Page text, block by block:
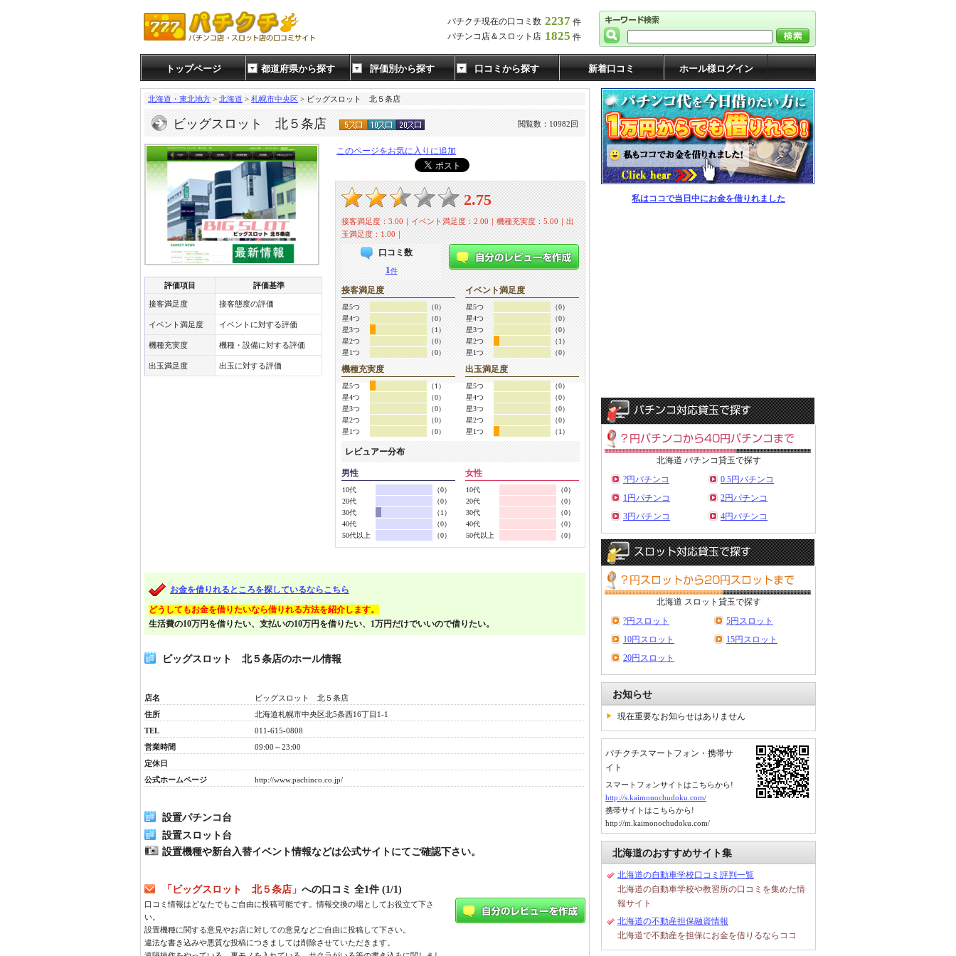
パチクチ現在の口コミ数 2237 件
パチンコ店＆スロット店 1825 件
トップページ 都道府県から探す 評価別から探す 口コミから探す 新着口コミ ホール様ログイン
北海道・東北地方 > 北海道 > 札幌市中央区 > ビッグスロット 北５条店
ビッグスロット 北５条店 閲覧数：10982回
評価項目 評価基準
接客満足度 接客態度の評価
イベント満足度 イベントに対する評価
機種充実度 機種・設備に対する評価
出玉満足度 出玉に対する評価
このページをお気に入りに追加
2.75
接客満足度：3.00｜イベント満足度：2.00｜機種充実度：5.00｜出
玉満足度：1.00｜
口コミ数
1件
接客満足度
星5つ
（0）
星4つ
（0）
星3つ
（1）
星2つ
（0）
星1つ
（0）
イベント満足度
星5つ
（0）
星4つ
（0）
星3つ
（0）
星2つ
（1）
星1つ
（0）
機種充実度
星5つ
（1）
星4つ
（0）
星3つ
（0）
星2つ
（0）
星1つ
（0）
出玉満足度
星5つ
（0）
星4つ
（0）
星3つ
（0）
星2つ
（0）
星1つ
（1）
レビュアー分布
男性
10代
（0）
20代
（0）
30代
（1）
40代
（0）
50代以上
（0）
女性
10代
（0）
20代
（0）
30代
（0）
40代
（0）
50代以上
（0）
お金を借りれるところを探しているならこちら
どうしてもお金を借りたいなら借りれる方法を紹介します。
生活費の10万円を借りたい、支払いの10万円を借りたい、1万円だけでいいので借りたい。
ビッグスロット 北５条店のホール情報
店名
ビッグスロット 北５条店
住所
北海道札幌市中央区北5条西16丁目1-1
TEL
011-615-0808
営業時間
09:00～23:00
定休日
公式ホームページ
http://www.pachinco.co.jp/
設置パチンコ台
設置スロット台
設置機種や新台入替イベント情報などは公式サイトにてご確認下さい。
「ビッグスロット 北５条店」 への口コミ 全1件 (1/1)
口コミ情報はどなたでもご自由に投稿可能です。情報交換の場としてお役立て下さ
い。
設置機種に関する意見やお店に対しての意見などご自由に投稿して下さい。
違法な書き込みや悪質な投稿につきましては削除させていただきます。
私はココで当日中にお金を借りれました
北海道 パチンコ貸玉で探す
?円パチンコ
0.5円パチンコ
1円パチンコ
2円パチンコ
3円パチンコ
4円パチンコ
北海道 スロット貸玉で探す
?円スロット
5円スロット
10円スロット
15円スロット
20円スロット
お知らせ
現在重要なお知らせはありません
パチクチスマートフォン・携帯サ
イト
スマートフォンサイトはこちらから!
http://s.kaimonochudoku.com/
携帯サイトはこちらから!
http://m.kaimonochudoku.com/
北海道のおすすめサイト集
北海道の自動車学校口コミ評判一覧
北海道の自動車学校や教習所の口コミを集めた情
報サイト
北海道の不動産担保融資情報
北海道で不動産を担保にお金を借りるならココ